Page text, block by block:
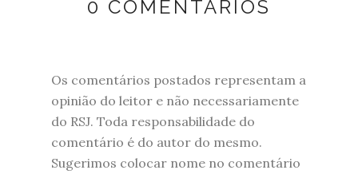
0 COMENTÁRIOS
Os comentários postados representam a
opinião do leitor e não necessariamente
do RSJ. Toda responsabilidade do
comentário é do autor do mesmo.
Sugerimos colocar nome no comentário